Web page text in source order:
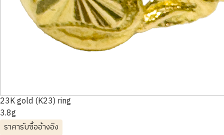
23K gold (K23) ring
3.8g
ราคารับซื้ออ้างอิง